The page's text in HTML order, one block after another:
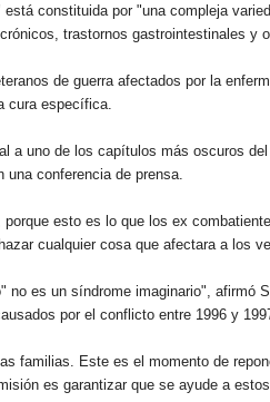
está constituida por "una compleja
trastornos gastrointestinales y
de guerra afectados por la
cura específica.
a uno de los capítulos más oscuros
conferencia de prensa.
esto es lo que los ex
cualquier cosa que afectara a los
no es un síndrome imaginario",
por el conflicto entre 1996 y
familias. Este es el momento de
es garantizar que se ayude a